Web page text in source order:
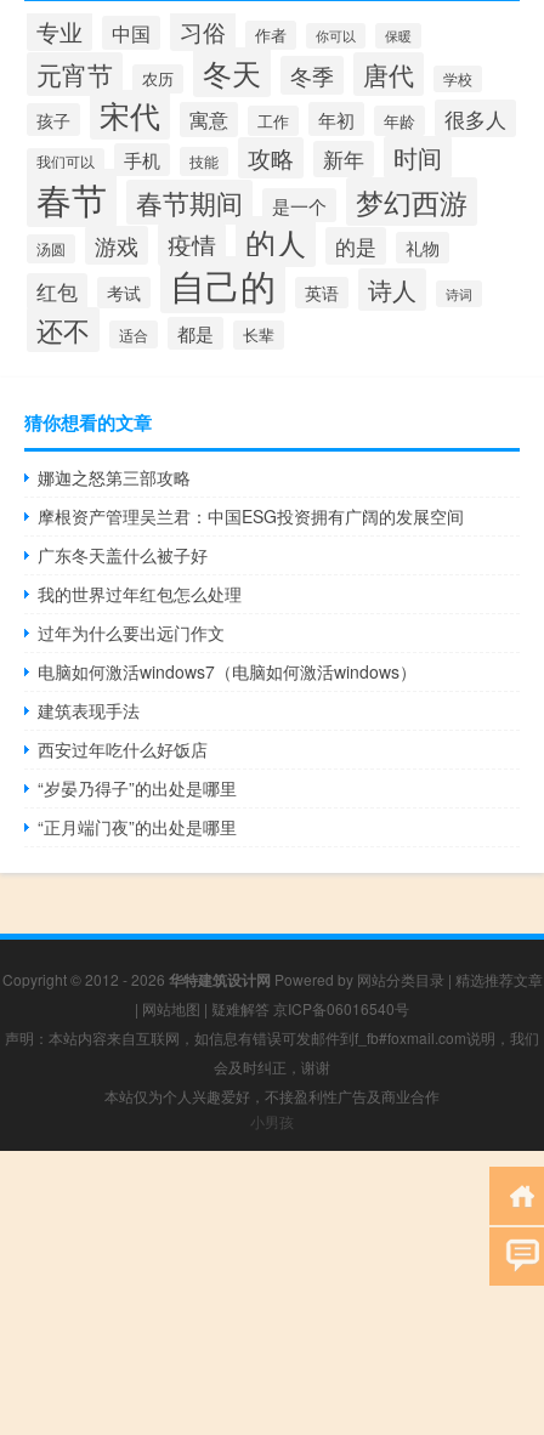
专业 中国 习俗 作者 你可以 保暖
元宵节 农历 冬天 冬季 唐代 学校
孩子 宋代 寓意 工作 年初 年龄 很多人
我们可以 手机 技能 攻略 新年 时间
春节 春节期间 是一个 梦幻西游
汤圆 游戏 疫情 的人 的是 礼物
红包 考试 自己的 英语 诗人 诗词
还不 适合 都是 长辈
猜你想看的文章
娜迦之怒第三部攻略
摩根资产管理吴兰君：中国ESG投资拥有广阔的发展空间
广东冬天盖什么被子好
我的世界过年红包怎么处理
过年为什么要出远门作文
电脑如何激活windows7（电脑如何激活windows）
建筑表现手法
西安过年吃什么好饭店
“岁晏乃得子”的出处是哪里
“正月端门夜”的出处是哪里
Copyright © 2012 - 2026 华特建筑设计网 Powered by 网站分类目录 | 精选推荐文章
| 网站地图 | 疑难解答 京ICP备06016540号
声明：本站内容来自互联网，如信息有错误可发邮件到f_fb#foxmail.com说明，我们
会及时纠正，谢谢
本站仅为个人兴趣爱好，不接盈利性广告及商业合作
小男孩